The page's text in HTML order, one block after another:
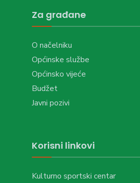
Za građane
O načelniku
Općinske službe
Općinsko vijeće
Budžet
Javni pozivi
Korisni linkovi
Kulturno sportski centar